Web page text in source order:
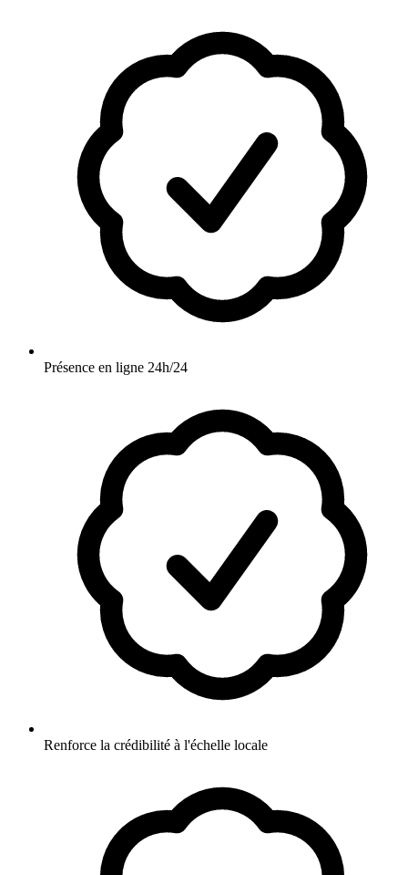
Présence en ligne 24h/24
Renforce la crédibilité à l'échelle locale